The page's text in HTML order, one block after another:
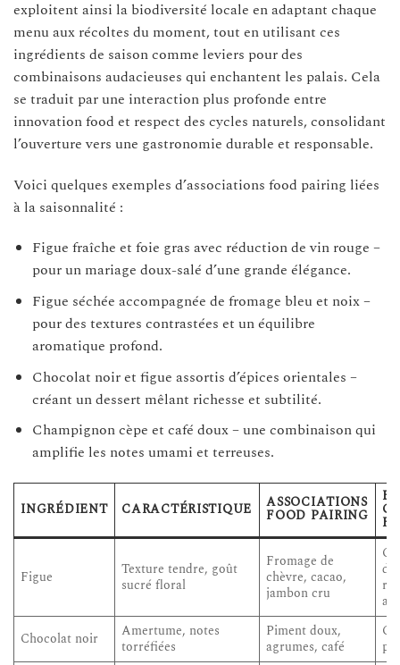
exploitent ainsi la biodiversité locale en adaptant chaque
menu aux récoltes du moment, tout en utilisant ces
ingrédients de saison comme leviers pour des
combinaisons audacieuses qui enchantent les palais. Cela
se traduit par une interaction plus profonde entre
innovation food et respect des cycles naturels, consolidant
l’ouverture vers une gastronomie durable et responsable.
Voici quelques exemples d’associations food pairing liées
à la saisonnalité :
Figue fraîche et foie gras avec réduction de vin rouge –
pour un mariage doux-salé d’une grande élégance.
Figue séchée accompagnée de fromage bleu et noix –
pour des textures contrastées et un équilibre
aromatique profond.
Chocolat noir et figue assortis d’épices orientales –
créant un dessert mêlant richesse et subtilité.
Champignon cèpe et café doux – une combinaison qui
amplifie les notes umami et terreuses.
INGRÉDIENT CARACTÉRISTIQUE ASSOCIATIONS
FOOD PAIRING
Figue
Texture tendre, goût
sucré floral
Fromage de
chèvre, cacao,
jambon cru
Chocolat noir
Amertume, notes
torréfiées
Piment doux,
agrumes, café